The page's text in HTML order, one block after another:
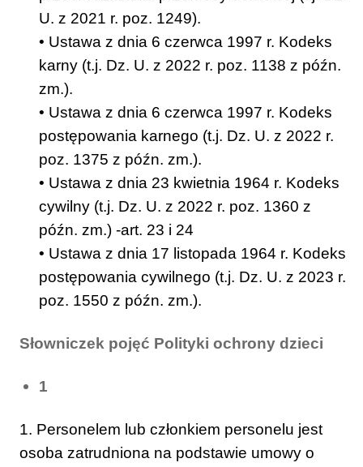
U. z 2021 r. poz. 1249).
• Ustawa z dnia 6 czerwca 1997 r. Kodeks
karny (t.j. Dz. U. z 2022 r. poz. 1138 z późn.
zm.).
• Ustawa z dnia 6 czerwca 1997 r. Kodeks
postępowania karnego (t.j. Dz. U. z 2022 r.
poz. 1375 z późn. zm.).
• Ustawa z dnia 23 kwietnia 1964 r. Kodeks
cywilny (t.j. Dz. U. z 2022 r. poz. 1360 z
późn. zm.) -art. 23 i 24
• Ustawa z dnia 17 listopada 1964 r. Kodeks
postępowania cywilnego (t.j. Dz. U. z 2023 r.
poz. 1550 z późn. zm.).
Słowniczek pojęć Polityki ochrony dzieci
1
1. Personelem lub członkiem personelu jest
osoba zatrudniona na podstawie umowy o